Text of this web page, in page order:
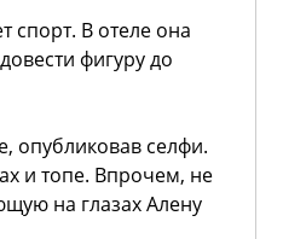
спорт. В отеле она
фигуру до
опубликовав селфи.
и топе. Впрочем, не
на глазах Алену